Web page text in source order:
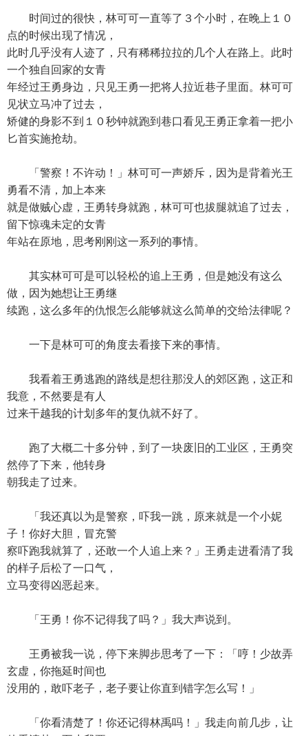
时间过的很快，林可可一直等了３个小时，在晚上１０
点的时候出现了情况，
此时几乎没有人迹了，只有稀稀拉拉的几个人在路上。此时
一个独自回家的女青
年经过王勇身边，只见王勇一把将人拉近巷子里面。林可可
见状立马冲了过去，
矫健的身影不到１０秒钟就跑到巷口看见王勇正拿着一把小
匕首实施抢劫。
「警察！不许动！」林可可一声娇斥，因为是背着光王
勇看不清，加上本来
就是做贼心虚，王勇转身就跑，林可可也拔腿就追了过去，
留下惊魂未定的女青
年站在原地，思考刚刚这一系列的事情。
其实林可可是可以轻松的追上王勇，但是她没有这么
做，因为她想让王勇继
续跑，这么多年的仇恨怎么能够就这么简单的交给法律呢？
一下是林可可的角度去看接下来的事情。
我看着王勇逃跑的路线是想往那没人的郊区跑，这正和
我意，不然要是有人
过来干越我的计划多年的复仇就不好了。
跑了大概二十多分钟，到了一块废旧的工业区，王勇突
然停了下来，他转身
朝我走了过来。
「我还真以为是警察，吓我一跳，原来就是一个小妮
子！你好大胆，冒充警
察吓跑我就算了，还敢一个人追上来？」王勇走进看清了我
的样子后松了一口气，
立马变得凶恶起来。
「王勇！你不记得我了吗？」我大声说到。
王勇被我一说，停下来脚步思考了一下：「哼！少故弄
玄虚，你拖延时间也
没用的，敢吓老子，老子要让你直到错字怎么写！」
「你看清楚了！你还记得林禹吗！」我走向前几步，让